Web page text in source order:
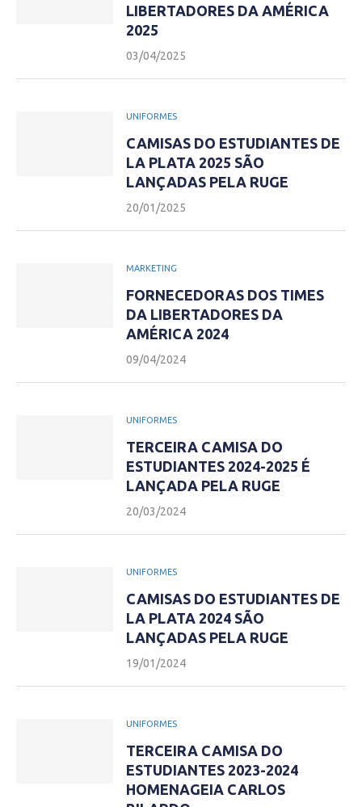
LIBERTADORES DA AMÉRICA
2025
03/04/2025
UNIFORMES
CAMISAS DO ESTUDIANTES DE
LA PLATA 2025 SÃO
LANÇADAS PELA RUGE
20/01/2025
MARKETING
FORNECEDORAS DOS TIMES
DA LIBERTADORES DA
AMÉRICA 2024
09/04/2024
UNIFORMES
TERCEIRA CAMISA DO
ESTUDIANTES 2024-2025 É
LANÇADA PELA RUGE
20/03/2024
UNIFORMES
CAMISAS DO ESTUDIANTES DE
LA PLATA 2024 SÃO
LANÇADAS PELA RUGE
19/01/2024
UNIFORMES
TERCEIRA CAMISA DO
ESTUDIANTES 2023-2024
HOMENAGEIA CARLOS